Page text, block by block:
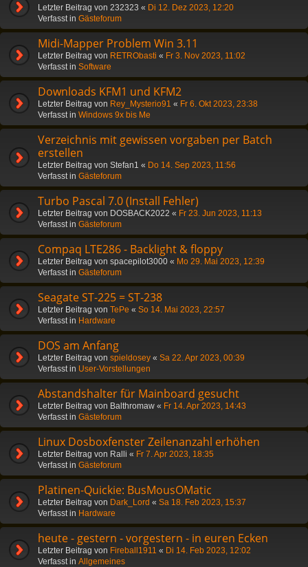
Letzter Beitrag von 232323 « Di 12. Dez 2023, 12:20
Verfasst in Gästeforum
Midi-Mapper Problem Win 3.11
Letzter Beitrag von RETRObasti « Fr 3. Nov 2023, 11:02
Verfasst in Software
Downloads KFM1 und KFM2
Letzter Beitrag von Rey_Mysterio91 « Fr 6. Okt 2023, 23:38
Verfasst in Windows 9x bis Me
Verzeichnis mit gewissen vorgaben per Batch
erstellen
Letzter Beitrag von Stefan1 « Do 14. Sep 2023, 11:56
Verfasst in Gästeforum
Turbo Pascal 7.0 (Install Fehler)
Letzter Beitrag von DOSBACK2022 « Fr 23. Jun 2023, 11:13
Verfasst in Gästeforum
Compaq LTE286 - Backlight & floppy
Letzter Beitrag von spacepilot3000 « Mo 29. Mai 2023, 12:39
Verfasst in Gästeforum
Seagate ST-225 = ST-238
Letzter Beitrag von TePe « So 14. Mai 2023, 22:57
Verfasst in Hardware
DOS am Anfang
Letzter Beitrag von spieldosey « Sa 22. Apr 2023, 00:39
Verfasst in User-Vorstellungen
Abstandshalter für Mainboard gesucht
Letzter Beitrag von Balthromaw « Fr 14. Apr 2023, 14:43
Verfasst in Gästeforum
Linux Dosboxfenster Zeilenanzahl erhöhen
Letzter Beitrag von Ralli « Fr 7. Apr 2023, 18:35
Verfasst in Gästeforum
Platinen-Quickie: BusMousOMatic
Letzter Beitrag von Dark_Lord « Sa 18. Feb 2023, 15:37
Verfasst in Hardware
heute - gestern - vorgestern - in euren Ecken
Letzter Beitrag von Fireball1911 « Di 14. Feb 2023, 12:02
Verfasst in Allgemeines